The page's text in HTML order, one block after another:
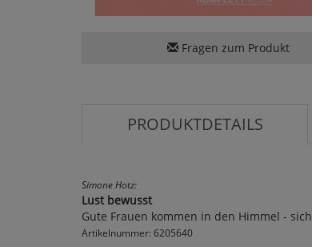
Fragen zum Produkt
PRODUKTDETAILS
Simone Hotz:
Lust bewusst
Gute Frauen kommen in den Himmel -
Artikelnummer: 6205640